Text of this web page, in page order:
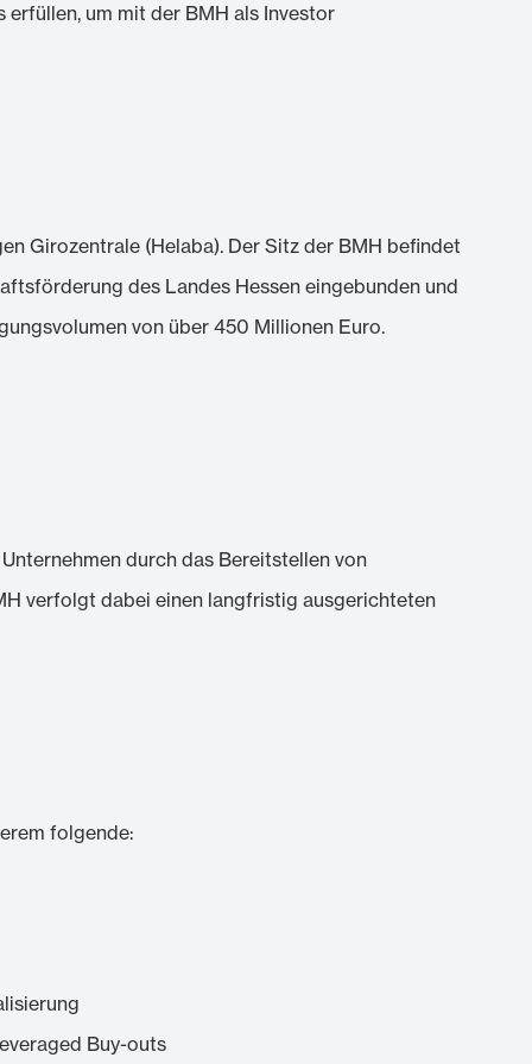
um mit der BMH als Investor
Girozentrale (Helaba). Der Sitz der BMH befindet
des Landes Hessen eingebunden und
von über 450 Millionen Euro.
durch das Bereitstellen von
verfolgt dabei einen langfristig ausgerichteten
folgende:
Buy-outs